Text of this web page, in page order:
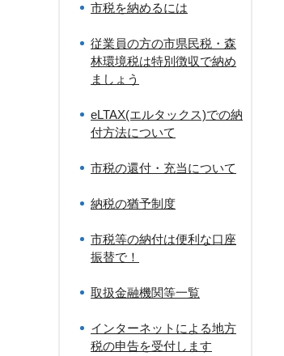
市税を納めるには
従業員の方の市県民税・森
林環境税は特別徴収で納め
ましょう
eLTAX(エルタックス)での納
付方法について
市税の還付・充当について
納税の猶予制度
市税等の納付は便利な口座
振替で！
取扱金融機関等一覧
インターネットによる地方
税の申告を受付します